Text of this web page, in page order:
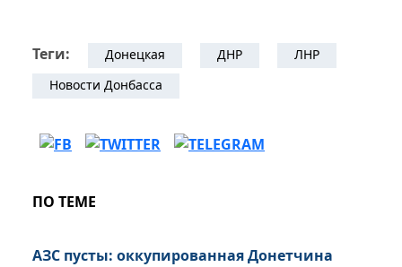
Теги: Донецкая ДНР
ЛНР
Новости Донбасса
ПО ТЕМЕ
АЗС пусты: оккупированная Донетчина